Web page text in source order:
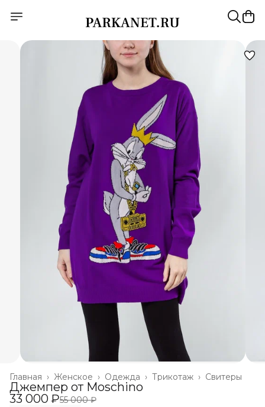
Свитеры
Трикотаж ›
Одежда ›
Женское ›
Главная ›
Джемпер от Moschino
33 000 ₽55 000 ₽